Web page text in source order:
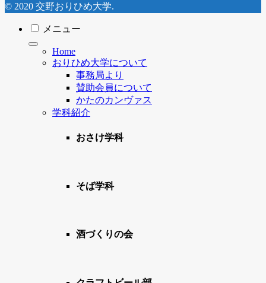
© 2020 交野おりひめ大学.
メニュー
Home
おりひめ大学について
事務局より
賛助会員について
かたのカンヴァス
学科紹介
おさけ学科
そば学科
酒づくりの会